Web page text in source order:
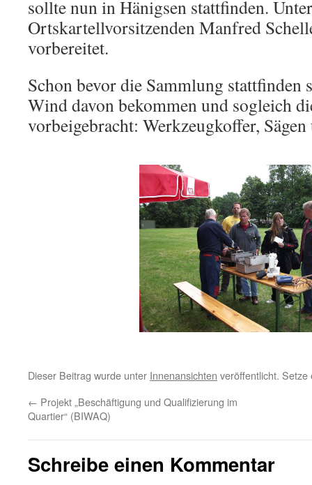
sollte nun in Hänigsen stattfinden.
Ortskartellvorsitzenden Manfred
vorbereitet.
Schon bevor die Sammlung stattfinden
Wind davon bekommen und sogleich
vorbeigebracht: Werkzeugkoffer,
Dieser Beitrag wurde unter Innenansichten veröffentlicht.
← Projekt „Beschäftigung und Qualifizierung im
Quartier“ (BIWAQ)
Schreibe einen Kommentar